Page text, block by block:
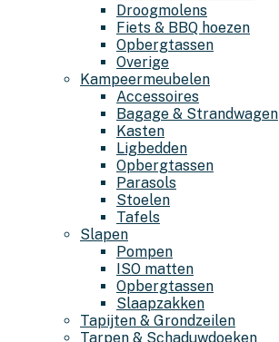
Droogmolens
Fiets & BBQ hoezen
Opbergtassen
Overige
Kampeermeubelen
Accessoires
Bagage & Strandwagen
Kasten
Ligbedden
Opbergtassen
Parasols
Stoelen
Tafels
Slapen
Pompen
ISO matten
Opbergtassen
Slaapzakken
Tapijten & Grondzeilen
Tarpen & Schaduwdoeken